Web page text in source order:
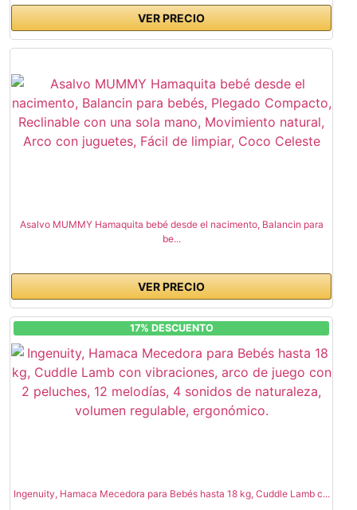
VER PRECIO
Asalvo MUMMY Hamaquita bebé desde el nacimento, Balancin para
be...
VER PRECIO
17% DESCUENTO
Ingenuity, Hamaca Mecedora para Bebés hasta 18 kg, Cuddle Lamb c...